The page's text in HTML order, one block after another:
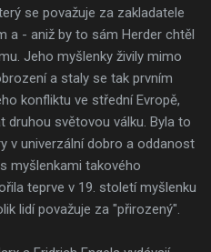
se považuje za zakladatele
a - aniž by to sám Herder chtěl
Jeho myšlenky živily mimo
a staly se tak prvním
konfliktu ve střední Evropě,
světovou válku. Byla to
v univerzální dobro a oddanost
myšlenkami takového
teprve v 19. století myšlenku
lidí považuje za "přirozený".